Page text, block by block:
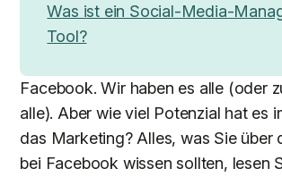
Was ist ein Social-Media-
Tool?
Facebook. Wir haben es alle (oder
alle). Aber wie viel Potenzial hat es
das Marketing? Alles, was Sie über
bei Facebook wissen sollten, lesen